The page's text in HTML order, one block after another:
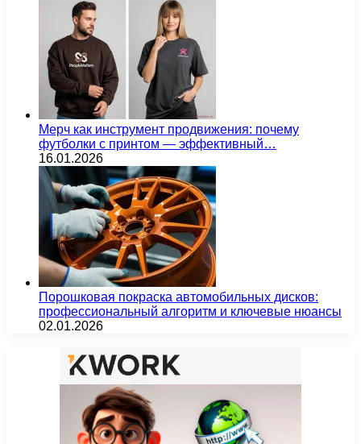
Мерч как инструмент продвижения: почему
футболки с принтом — эффективный…
16.01.2026
Порошковая покраска автомобильных дисков:
профессиональный алгоритм и ключевые нюансы
02.01.2026